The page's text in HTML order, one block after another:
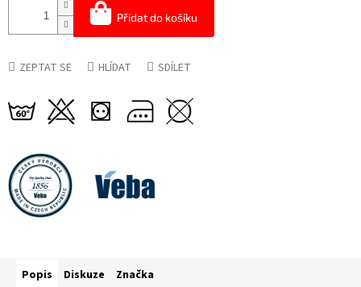
Přidat do košíku
ZEPTAT SE HLÍDAT SDÍLET
Popis Diskuze Značka